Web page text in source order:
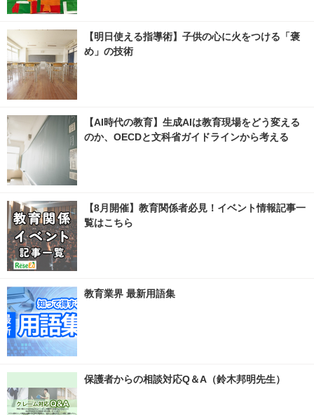
【明日使える指導術】子供の心に火をつける「褒
め」の技術
【AI時代の教育】生成AIは教育現場をどう変える
のか、OECDと文科省ガイドラインから考える
【8月開催】教育関係者必見！イベント情報記事一
覧はこちら
教育業界 最新用語集
保護者からの相談対応Q＆A（鈴木邦明先生）